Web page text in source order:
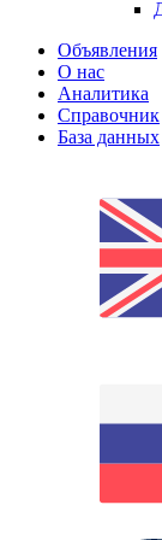
Объявления
О нас
Аналитика
Справочник
База данных